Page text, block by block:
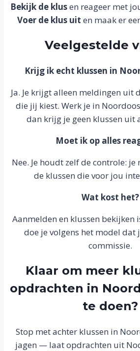
Bekijk de klusen reageer met
Voer de klus uit en maak er
Veelgestelde
Krijg ik echt klussen in
Ja. Je krijgt alleen meldingen uit
die jij kiest. Werk je in
dan krijg je geen klussen uit
Moet ik op alles
Nee. Je houdt zelf de controle:
de klussen die voor jou
Wat kost het?
Aanmelden en klussen bekijken
doe je volgens het model dat
commissie.
Klaar om meer
opdrachten in
te doen?
Stop met achter klussen in
jagen — laat opdrachten uit